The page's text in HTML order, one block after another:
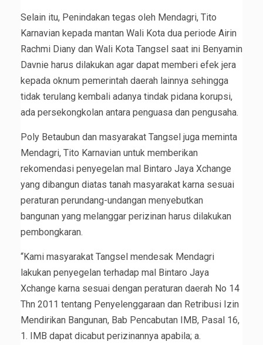
Selain itu, Penindakan tegas oleh Mendagri, Tito
Karnavian kepada mantan Wali Kota dua periode Airin
Rachmi Diany dan Wali Kota Tangsel saat ini Benyamin
Davnie harus dilakukan agar dapat memberi efek jera
kepada oknum pemerintah daerah lainnya sehingga
tidak terulang kembali adanya tindak pidana korupsi,
ada persekongkolan antara penguasa dan pengusaha.
Poly Betaubun dan masyarakat Tangsel juga meminta
Mendagri, Tito Karnavian untuk memberikan
rekomendasi penyegelan mal Bintaro Jaya Xchange
yang dibangun diatas tanah masyarakat karna sesuai
peraturan perundang-undangan menyebutkan
bangunan yang melanggar perizinan harus dilakukan
pembongkaran.
“Kami masyarakat Tangsel mendesak Mendagri
lakukan penyegelan terhadap mal Bintaro Jaya
Xchange karna sesuai dengan peraturan daerah No 14
Thn 2011 tentang Penyelenggaraan dan Retribusi Izin
Mendirikan Bangunan, Bab Pencabutan IMB, Pasal 16,
1. IMB dapat dicabut perizinannya apabila; a.